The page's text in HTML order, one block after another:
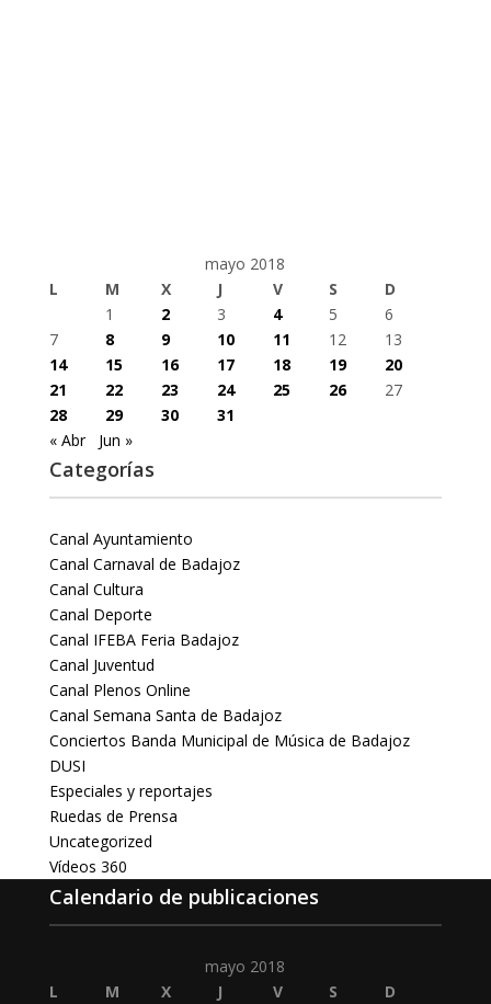
mayo 2018
L
M X J V S
D
1
2 3 4 5
6
7
8 9 10 11 12
13
14
15 16 17 18 19
20
21
22 23 24 25 26
27
28
29 30
31
« Abr
Jun »
Categorías
Canal Ayuntamiento
Canal Carnaval de Badajoz
Canal Cultura
Canal Deporte
Canal IFEBA Feria Badajoz
Canal Juventud
Canal Plenos Online
Canal Semana Santa de Badajoz
Conciertos Banda Municipal de Música de Badajoz
DUSI
Especiales y reportajes
Ruedas de Prensa
Uncategorized
Vídeos 360
Calendario de publicaciones
mayo 2018
L
M X J V S
D